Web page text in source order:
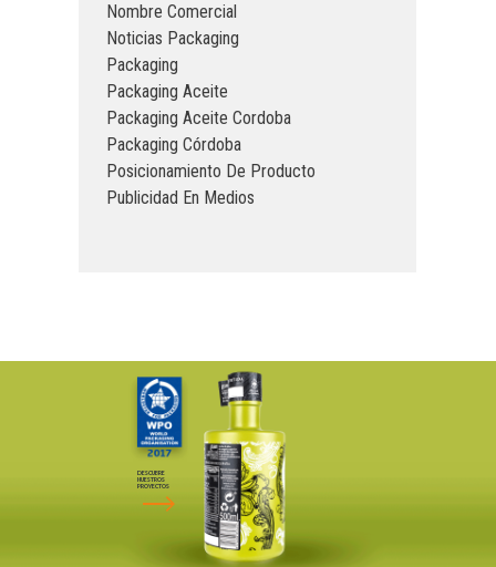
Nombre Comercial
Noticias Packaging
Packaging
Packaging Aceite
Packaging Aceite Cordoba
Packaging Córdoba
Posicionamiento De Producto
Publicidad En Medios
DESCUBRE
NUESTROS
PROYECTOS